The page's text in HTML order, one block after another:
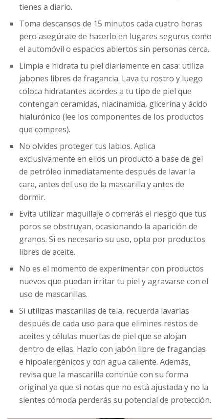
tienes a diario.
Toma descansos de 15 minutos cada cuatro horas
pero asegúrate de hacerlo en lugares seguros como
el automóvil o espacios abiertos sin personas cerca.
Limpia e hidrata tu piel diariamente en casa: utiliza
jabones libres de fragancia. Lava tu rostro y luego
coloca hidratantes acordes a tu tipo de piel que
contengan ceramidas, niacinamida, glicerina y ácido
hialurónico (lee los componentes de los productos
que compres).
No olvides proteger tus labios. Aplica
exclusivamente en ellos un producto a base de gel
de petróleo inmediatamente después de lavar la
cara, antes del uso de la mascarilla y antes de
dormir.
Evita utilizar maquillaje o correrás el riesgo que tus
poros se obstruyan, ocasionando la aparición de
granos. Si es necesario su uso, opta por productos
libres de aceite.
No es el momento de experimentar con productos
nuevos que puedan irritar tu piel y agravarse con el
uso de mascarillas.
Si utilizas mascarillas de tela, recuerda lavarlas
después de cada uso para que elimines restos de
aceites y células muertas de piel que se alojan
dentro de ellas. Hazlo con jabón libre de fragancias
e hipoalergénicos y con agua caliente. Además,
revisa que la mascarilla continúe con su forma
original ya que si notas que no está ajustada y no la
sientes cómoda perderás su potencial de protección.